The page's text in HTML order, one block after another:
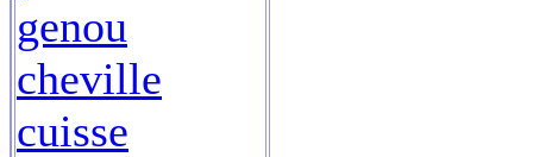
genou
cheville
cuisse